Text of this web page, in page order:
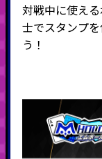
対戦中に使え
士でスタンプ
う！